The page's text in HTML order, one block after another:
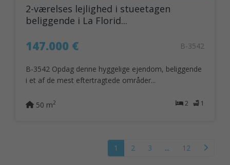
2-værelses lejlighed i stueetagen
beliggende i La Florid...
147.000 € B-3542
B-3542 Opdag denne hyggelige ejendom, beliggende
i et af de mest eftertragtede områder...
2 1
50 m2
1 2 3 ... 12